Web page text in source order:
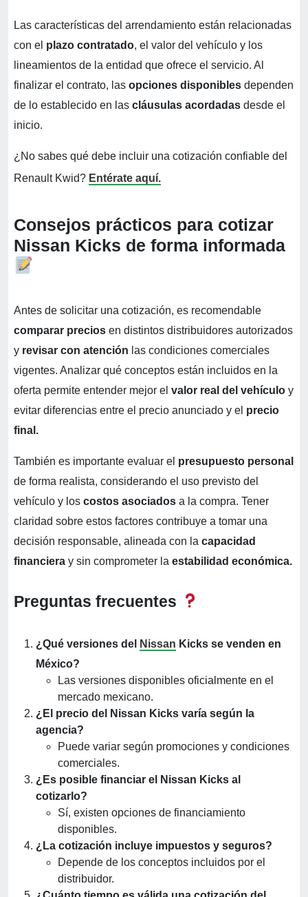
Las características del arrendamiento están relacionadas
con el plazo contratado, el valor del vehículo y los
lineamientos de la entidad que ofrece el servicio. Al
finalizar el contrato, las opciones disponibles dependen
de lo establecido en las cláusulas acordadas desde el
inicio.
¿No sabes qué debe incluir una cotización confiable del
Renault Kwid? Entérate aquí.
Consejos prácticos para cotizar
Nissan Kicks de forma informada
Antes de solicitar una cotización, es recomendable
comparar precios en distintos distribuidores autorizados
y revisar con atención las condiciones comerciales
vigentes. Analizar qué conceptos están incluidos en la
oferta permite entender mejor el valor real del vehículo y
evitar diferencias entre el precio anunciado y el precio
final.
También es importante evaluar el presupuesto personal
de forma realista, considerando el uso previsto del
vehículo y los costos asociados a la compra. Tener
claridad sobre estos factores contribuye a tomar una
decisión responsable, alineada con la capacidad
financiera y sin comprometer la estabilidad económica.
Preguntas frecuentes
¿Qué versiones del Nissan Kicks se venden en
México?
Las versiones disponibles oficialmente en el
mercado mexicano.
¿El precio del Nissan Kicks varía según la
agencia?
Puede variar según promociones y condiciones
comerciales.
¿Es posible financiar el Nissan Kicks al
cotizarlo?
Sí, existen opciones de financiamiento
disponibles.
¿La cotización incluye impuestos y seguros?
Depende de los conceptos incluidos por el
distribuidor.